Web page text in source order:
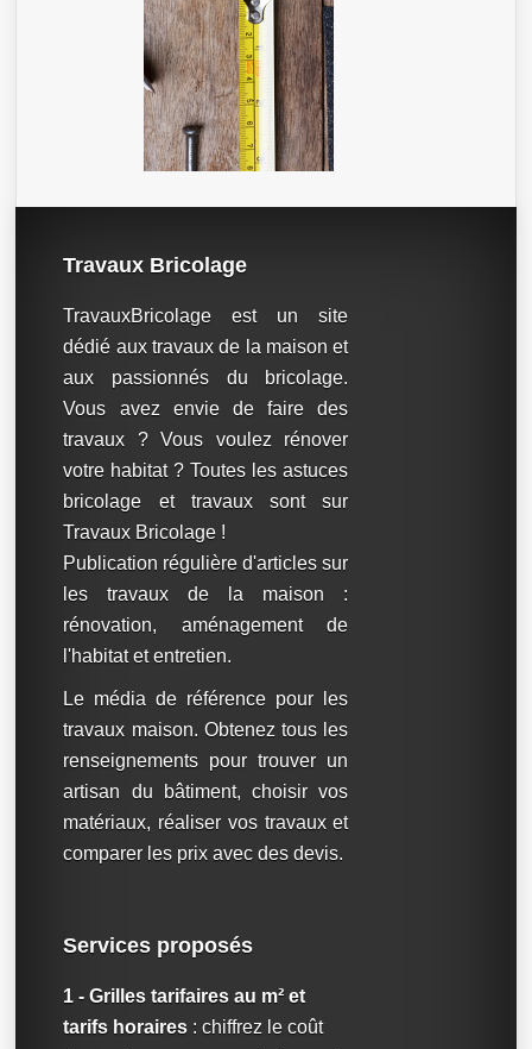
Travaux Bricolage
TravauxBricolage est un site
dédié aux travaux de la maison et
aux passionnés du bricolage.
Vous avez envie de faire des
travaux ? Vous voulez rénover
votre habitat ? Toutes les astuces
bricolage et travaux sont sur
Travaux Bricolage !
Publication régulière d'articles sur
les travaux de la maison :
rénovation, aménagement de
l'habitat et entretien.
Le média de référence pour les
travaux maison. Obtenez tous les
renseignements pour trouver un
artisan du bâtiment, choisir vos
matériaux, réaliser vos travaux et
comparer les prix avec des devis.
Services proposés
1 - Grilles tarifaires au m² et
tarifs horaires : chiffrez le coût